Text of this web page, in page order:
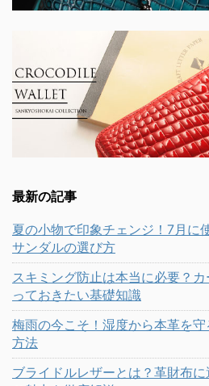
最新の記事
夏の小物で印象チェンジ！7月に
サンダルの選び方
スキミング防止は本当に必要？
っておきたい基礎知識
梅雨の今こそ！湿度から本革を
方法
ブライドルレザーとは？革財布